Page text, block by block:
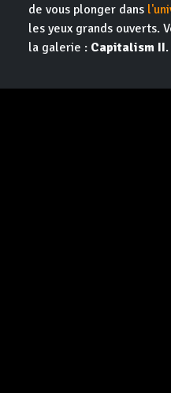
de vous plonger dans
les yeux grands ouverts.
la galerie : Capitalism II.